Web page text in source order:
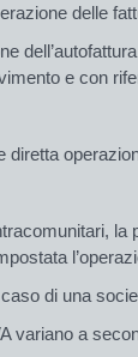
delle
e con
diretta
la
di una
variano a